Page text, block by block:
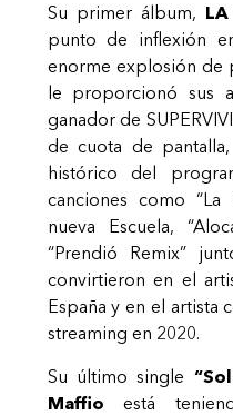
Su primer álbum,
punto de inflexión
enorme explosión de
le proporcionó sus
ganador de
de cuota de
histórico del
canciones como
nueva Escuela,
“Prendió Remix”
convirtieron en el
España y en el artista
streaming en 2020.
Su último single
Maffio está